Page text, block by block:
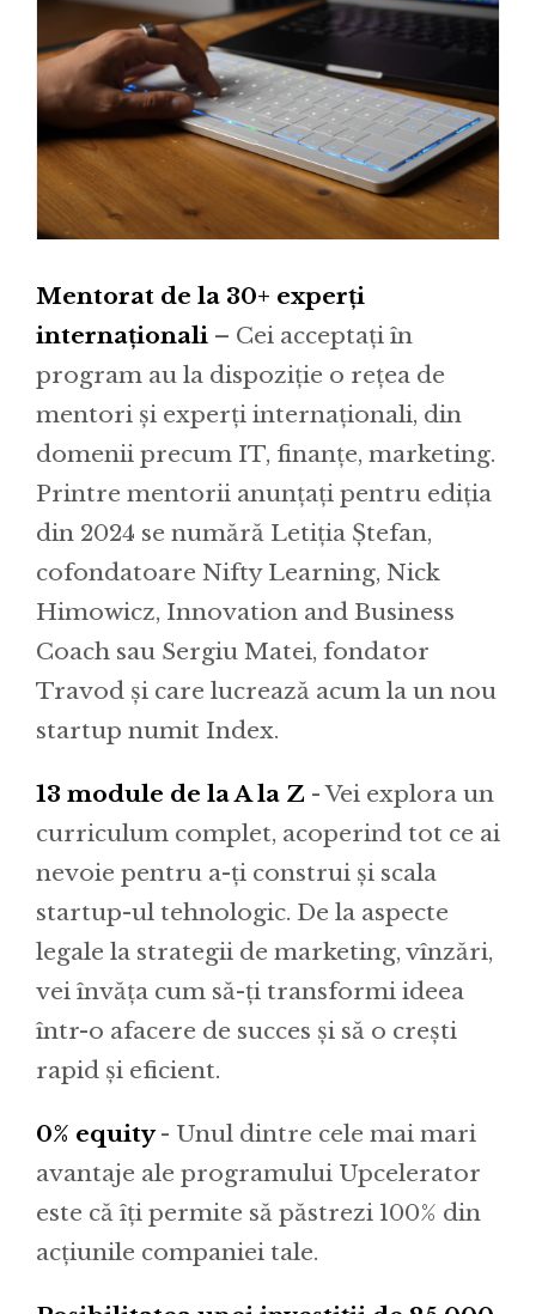
Mentorat de la 30+ experți
internaționali – Cei acceptați în
program au la dispoziție o rețea de
mentori și experți internaționali, din
domenii precum IT, finanțe, marketing.
Printre mentorii anunțați pentru ediția
din 2024 se numără Letiția Ștefan,
cofondatoare Nifty Learning, Nick
Himowicz, Innovation and Business
Coach sau Sergiu Matei, fondator
Travod și care lucrează acum la un nou
startup numit Index.
13 module de la A la Z - Vei explora un
curriculum complet, acoperind tot ce ai
nevoie pentru a-ți construi și scala
startup-ul tehnologic. De la aspecte
legale la strategii de marketing, vînzări,
vei învăța cum să-ți transformi ideea
într-o afacere de succes și să o crești
rapid și eficient.
0% equity- Unul dintre cele mai mari
avantaje ale programului Upcelerator
este că îți permite să păstrezi 100% din
acțiunile companiei tale.